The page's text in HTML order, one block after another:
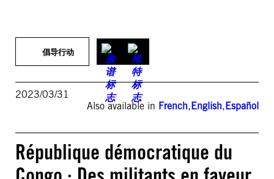
倡导行动
2023/03/31
Also available in French,English,Español
République démocratique du